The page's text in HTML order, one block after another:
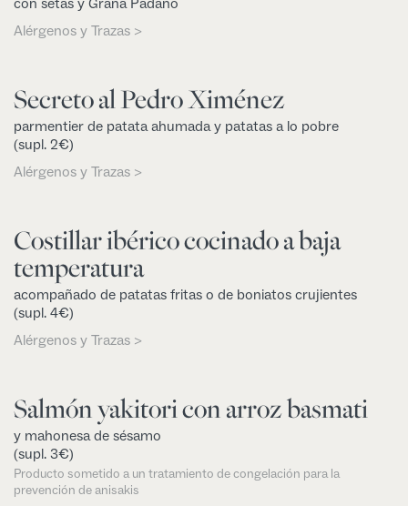
con setas y Grana Padano
Alérgenos y Trazas >
Secreto al Pedro Ximénez
parmentier de patata ahumada y patatas a lo pobre
(supl. 2€)
Alérgenos y Trazas >
Costillar ibérico cocinado a baja
temperatura
acompañado de patatas fritas o de boniatos crujientes
(supl. 4€)
Alérgenos y Trazas >
Salmón yakitori con arroz basmati
y mahonesa de sésamo
(supl. 3€)
Producto sometido a un tratamiento de congelación para la
prevención de anisakis